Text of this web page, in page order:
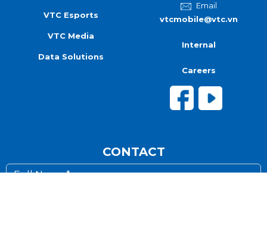
VTC Esports
VTC Media
Data Solutions
Email
vtcmobile@vtc.vn
Internal
Careers
CONTACT